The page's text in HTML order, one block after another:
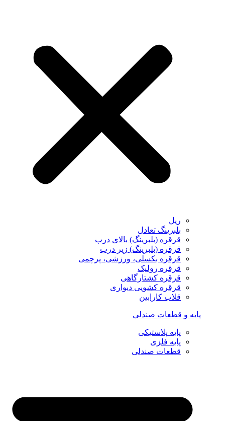
ریل
بلبرینگ تعادل
قرقره (بلبرینگ) بالای درب
قرقره (بلبرینگ) زیر درب
قرقره بکسلی، ورزشی، پرچمی
قرقره رولیک
قرقره کشتارگاهی
قرقره کشویی دیواری
قلاب کارابین
پایه و قطعات صندلی
پایه پلاستیکی
پایه فلزی
قطعات صندلی